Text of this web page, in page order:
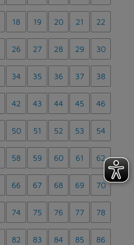
18 19 20 21 22
26 27 28 29 30
34 35 36 37 38
42 43 44 45 46
50 51 52 53 54
58 59 60 61 62
66 67 68 69 70
74 75 76 77 78
82 83 84 85 86